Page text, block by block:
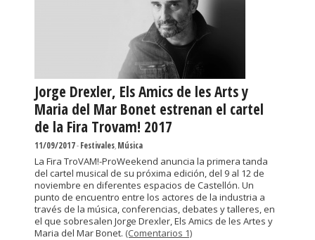
Jorge Drexler, Els Amics de les Arts y
Maria del Mar Bonet estrenan el cartel
de la Fira Trovam! 2017
11/09/2017-Festivales,Música
La Fira TroVAM!-ProWeekend anuncia la primera tanda
del cartel musical de su próxima edición, del 9 al 12 de
noviembre en diferentes espacios de Castellón. Un
punto de encuentro entre los actores de la industria a
través de la música, conferencias, debates y talleres, en
el que sobresalen Jorge Drexler, Els Amics de les Artes y
Maria del Mar Bonet. (Comentarios 1)